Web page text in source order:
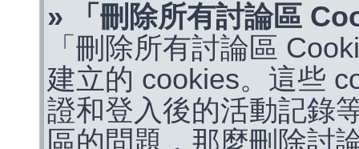
» 「刪除所有討論區
「刪除所有討論區
建立的 cookies。這些
證和登入後的活動記錄
區的問題，那麼刪除討